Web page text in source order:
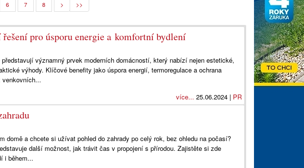
6 7 8 > >>
pro úsporu energie a komfortní bydlení
významný prvek moderních domácností, který nabízí nejen estetické,
výhody. Klíčové benefity jako úspora energií, termoregulace a ochrana
venkovních...
více... 25.06.2024 | PR
domě a chcete si užívat pohled do zahrady po celý rok, bez ohledu na počasí?
další možnost, jak trávit čas v propojení s přírodou. Zajistěte si zde
i během...